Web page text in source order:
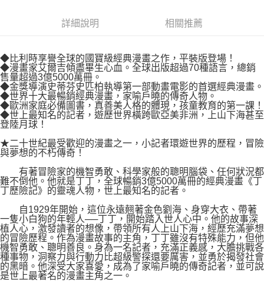
恩沛科技股份有限公司將有權停止該用戶之使用額度並採取法律行動。
詳細說明 相關推薦
◆比利時享譽全球的國寶級經典漫畫之作，平裝版登場！
◆漫畫家艾爾吉傾盡畢生心血。全球出版超過70種語言，總銷
售量超過3億5000萬冊。
◆金獎導演史蒂芬史匹柏執導第一部動畫電影的首選經典漫畫。
◆世界十大最暢銷經典漫畫，家喻戶曉的傳奇人物。
◆歐洲家庭必備圖書，真善美人格的體現，孩童教育的第一課！
◆世上最知名的記者，遊歷世界橫跨歐亞美非洲，上山下海甚至
登陸月球！
★二十世紀最受歡迎的漫畫之一，小記者環遊世界的歷程，冒險
與夢想的不朽傳奇！
有著冒險家的機智勇敢、科學家般的聰明腦袋、任何狀況都
難不倒他。他就是丁丁，全球暢銷3億5000萬冊的經典漫畫《丁
丁歷險記》的靈魂人物，世上最知名的記者。
自1929年開始，這位永遠翹著金色劉海、身穿大衣、帶著
一隻小白狗的年輕人──丁丁，開始踏入世人心中。他的故事深
植人心，激發讀者的想像，帶領所有人上山下海，經歷充滿夢想
的冒險歷程。作為漫畫故事的主角，丁丁雖沒有特殊能力，但他
機智勇敢、聰明善良。身為一名記者，充滿正義感，大膽挑戰各
種事物，洞察力與行動力比超級警探還要厲害，並勇於揭發社會
的黑暗。他深受大家喜愛，成為了家喻戶曉的傳奇記者，並可說
是世上最著名的漫畫主角之一。